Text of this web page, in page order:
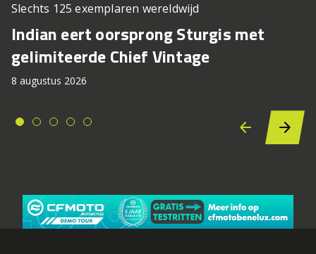
Slechts 125 exemplaren wereldwijd
Indian eert oorsprong Sturgis met
gelimiteerde Chief Vintage
8 augustus 2026